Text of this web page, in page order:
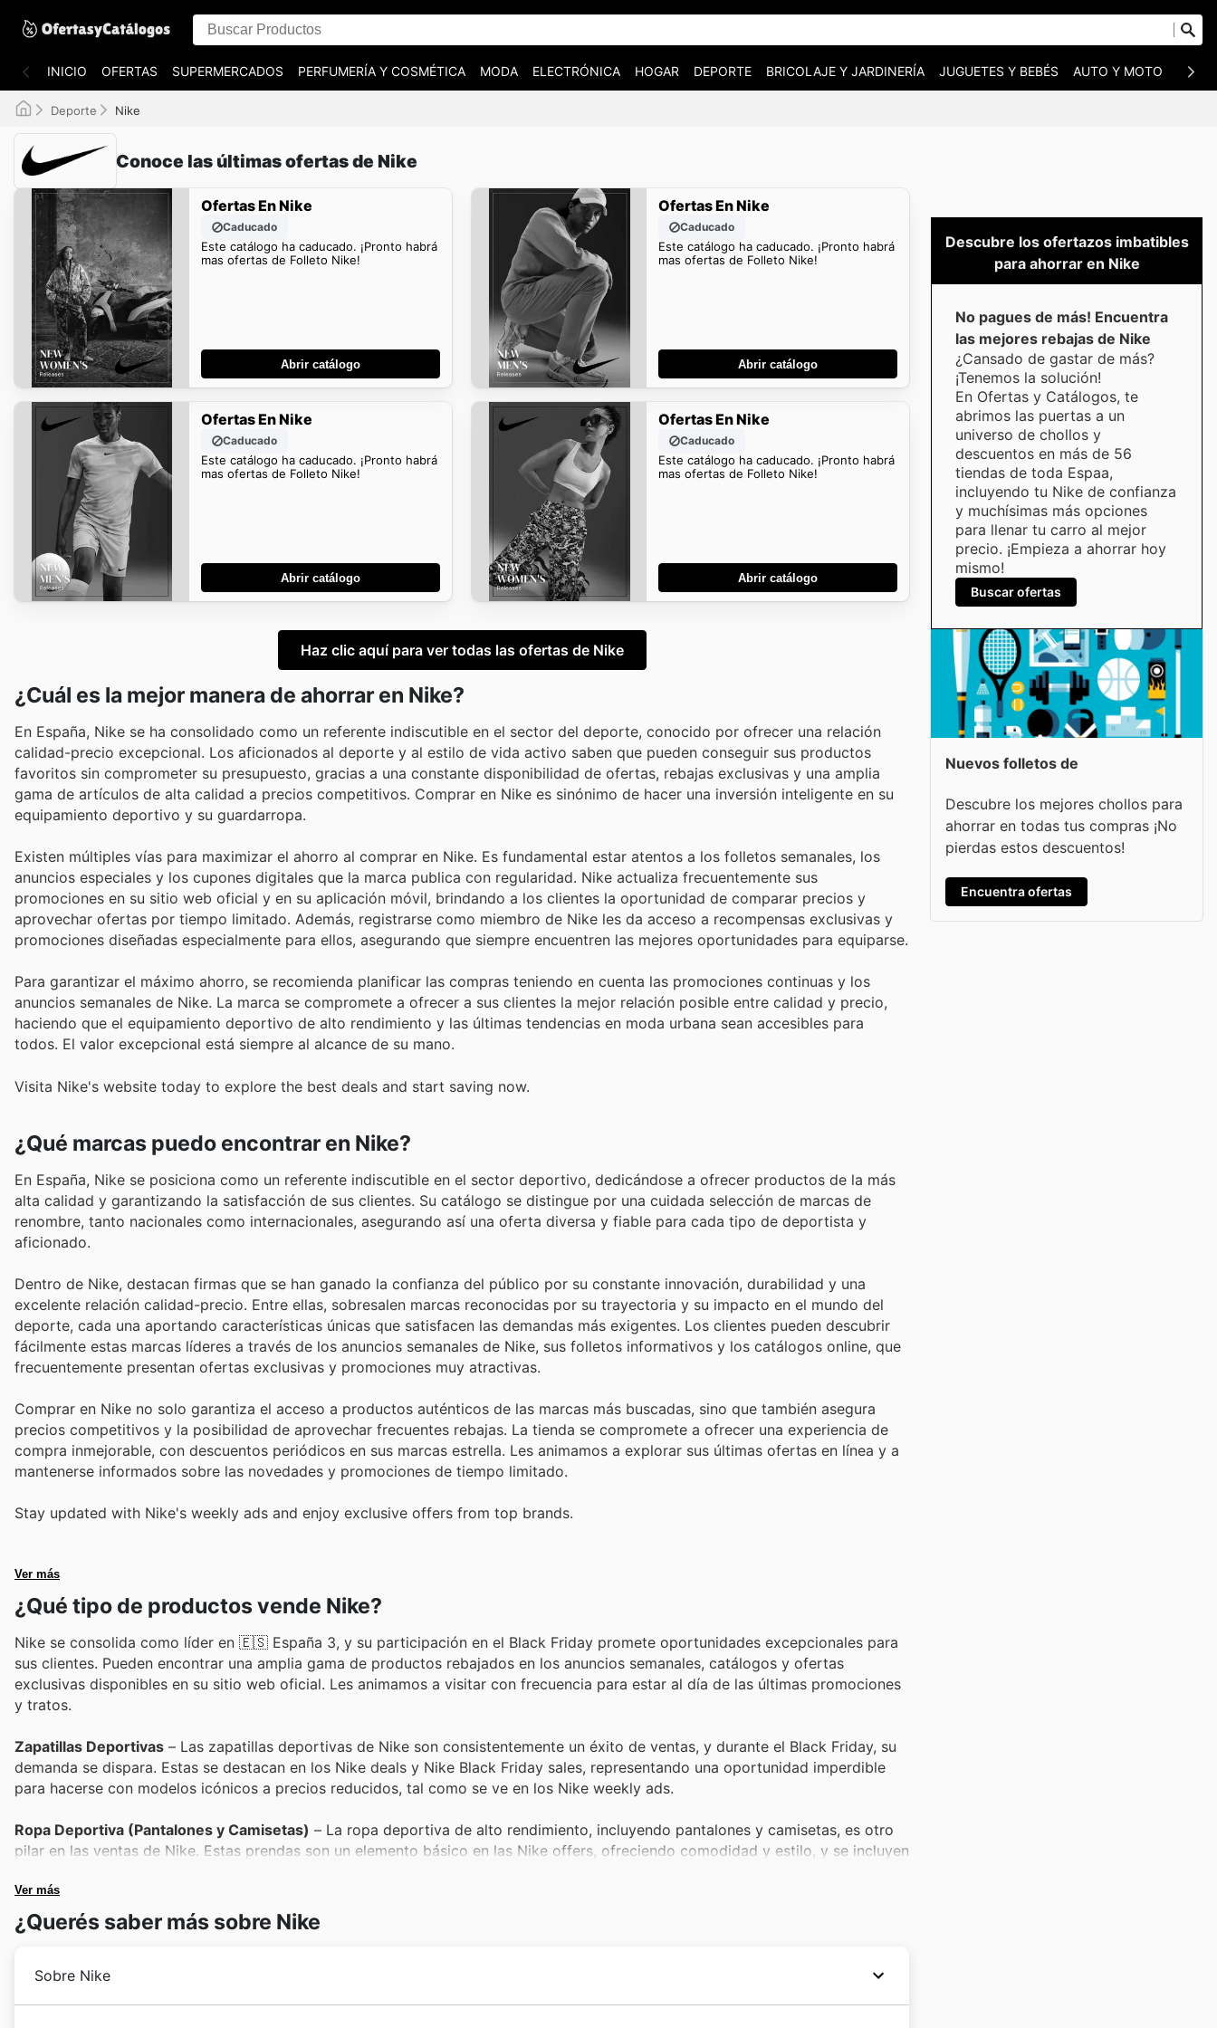
INICIO OFERTAS SUPERMERCADOS PERFUMERÍA Y COSMÉTICA MODA ELECTRÓNICA HOGAR DEPORTE BRICOLAJE Y JARDINERÍA JUGUETES Y BEBÉS AUTO Y MOTO
Deporte Nike
Conoce las últimas ofertas de Nike
Ofertas En Nike
Caducado
Este catálogo ha caducado. ¡Pronto habrá
mas ofertas de Folleto Nike!
Abrir catálogo
Ofertas En Nike
Caducado
Este catálogo ha caducado. ¡Pronto habrá
mas ofertas de Folleto Nike!
Abrir catálogo
Ofertas En Nike
Caducado
Este catálogo ha caducado. ¡Pronto habrá
mas ofertas de Folleto Nike!
Abrir catálogo
Ofertas En Nike
Caducado
Este catálogo ha caducado. ¡Pronto habrá
mas ofertas de Folleto Nike!
Abrir catálogo
Haz clic aquí para ver todas las ofertas de Nike
¿Cuál es la mejor manera de ahorrar en Nike?
En España, Nike se ha consolidado como un referente indiscutible en el sector del deporte, conocido por ofrecer una relación
calidad-precio excepcional. Los aficionados al deporte y al estilo de vida activo saben que pueden conseguir sus productos
favoritos sin comprometer su presupuesto, gracias a una constante disponibilidad de ofertas, rebajas exclusivas y una amplia
gama de artículos de alta calidad a precios competitivos. Comprar en Nike es sinónimo de hacer una inversión inteligente en su
equipamiento deportivo y su guardarropa.
Existen múltiples vías para maximizar el ahorro al comprar en Nike. Es fundamental estar atentos a los folletos semanales, los
anuncios especiales y los cupones digitales que la marca publica con regularidad. Nike actualiza frecuentemente sus
promociones en su sitio web oficial y en su aplicación móvil, brindando a los clientes la oportunidad de comparar precios y
aprovechar ofertas por tiempo limitado. Además, registrarse como miembro de Nike les da acceso a recompensas exclusivas y
promociones diseñadas especialmente para ellos, asegurando que siempre encuentren las mejores oportunidades para equiparse.
Para garantizar el máximo ahorro, se recomienda planificar las compras teniendo en cuenta las promociones continuas y los
anuncios semanales de Nike. La marca se compromete a ofrecer a sus clientes la mejor relación posible entre calidad y precio,
haciendo que el equipamiento deportivo de alto rendimiento y las últimas tendencias en moda urbana sean accesibles para
todos. El valor excepcional está siempre al alcance de su mano.
Visita Nike's website today to explore the best deals and start saving now.
¿Qué marcas puedo encontrar en Nike?
En España, Nike se posiciona como un referente indiscutible en el sector deportivo, dedicándose a ofrecer productos de la más
alta calidad y garantizando la satisfacción de sus clientes. Su catálogo se distingue por una cuidada selección de marcas de
renombre, tanto nacionales como internacionales, asegurando así una oferta diversa y fiable para cada tipo de deportista y
aficionado.
Dentro de Nike, destacan firmas que se han ganado la confianza del público por su constante innovación, durabilidad y una
excelente relación calidad-precio. Entre ellas, sobresalen marcas reconocidas por su trayectoria y su impacto en el mundo del
deporte, cada una aportando características únicas que satisfacen las demandas más exigentes. Los clientes pueden descubrir
fácilmente estas marcas líderes a través de los anuncios semanales de Nike, sus folletos informativos y los catálogos online, que
frecuentemente presentan ofertas exclusivas y promociones muy atractivas.
Comprar en Nike no solo garantiza el acceso a productos auténticos de las marcas más buscadas, sino que también asegura
precios competitivos y la posibilidad de aprovechar frecuentes rebajas. La tienda se compromete a ofrecer una experiencia de
compra inmejorable, con descuentos periódicos en sus marcas estrella. Les animamos a explorar sus últimas ofertas en línea y a
mantenerse informados sobre las novedades y promociones de tiempo limitado.
Stay updated with Nike's weekly ads and enjoy exclusive offers from top brands.
Ver más
¿Qué tipo de productos vende Nike?
Nike se consolida como líder en 🇪🇸 España 3, y su participación en el Black Friday promete oportunidades excepcionales para
sus clientes. Pueden encontrar una amplia gama de productos rebajados en los anuncios semanales, catálogos y ofertas
exclusivas disponibles en su sitio web oficial. Les animamos a visitar con frecuencia para estar al día de las últimas promociones
y tratos.
Zapatillas Deportivas – Las zapatillas deportivas de Nike son consistentemente un éxito de ventas, y durante el Black Friday, su
demanda se dispara. Estas se destacan en los Nike deals y Nike Black Friday sales, representando una oportunidad imperdible
para hacerse con modelos icónicos a precios reducidos, tal como se ve en los Nike weekly ads.
Ropa Deportiva (Pantalones y Camisetas) – La ropa deportiva de alto rendimiento, incluyendo pantalones y camisetas, es otro
pilar en las ventas de Nike. Estas prendas son un elemento básico en las Nike offers, ofreciendo comodidad y estilo, y se incluyen
Sudaderas y Chaquetas – Ideales para el clima cambiante, las sudaderas y chaquetas de Nike gozan de una popularidad masiva,
especialmente durante periodos de rebajas como el Black Friday. Los Nike weekly ads y los Nike deals a menudo presentan estos
Ver más
¿Querés saber más sobre Nike
Sobre Nike
Descubre los ofertazos imbatibles
para ahorrar en Nike
No pagues de más! Encuentra
las mejores rebajas de Nike
¿Cansado de gastar de más?
¡Tenemos la solución!
En Ofertas y Catálogos, te
abrimos las puertas a un
universo de chollos y
descuentos en más de 56
tiendas de toda Espaa,
incluyendo tu Nike de confianza
y muchísimas más opciones
para llenar tu carro al mejor
precio. ¡Empieza a ahorrar hoy
mismo!
Buscar ofertas
Nuevos folletos de
Descubre los mejores chollos para
ahorrar en todas tus compras ¡No
pierdas estos descuentos!
Encuentra ofertas